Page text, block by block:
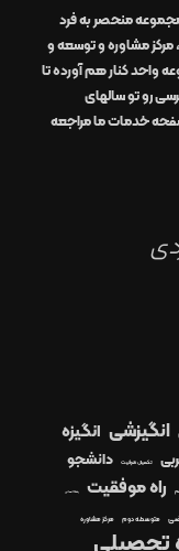
منحصر به فرد
،مرکز مشاوره و توسعه و
واحدکنار هم آورده تا
رو تو سالهای
خدمات مامراجعه
انگیزشی انگیزه
تکمیل ظرفیت دانشجو
راه موفقیت رشته انسانی
متوسطه دوم مرکز مشاوره
تحصیلی